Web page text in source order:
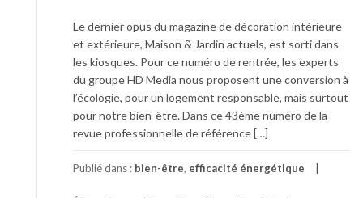
Le dernier opus du magazine de décoration intérieure
et extérieure, Maison & Jardin actuels, est sorti dans
les kiosques. Pour ce numéro de rentrée, les experts
du groupe HD Media nous proposent une conversion à
l’écologie, pour un logement responsable, mais surtout
pour notre bien-être. Dans ce 43ème numéro de la
revue professionnelle de référence […]
Publié dans : bien-être, efficacité énergétique